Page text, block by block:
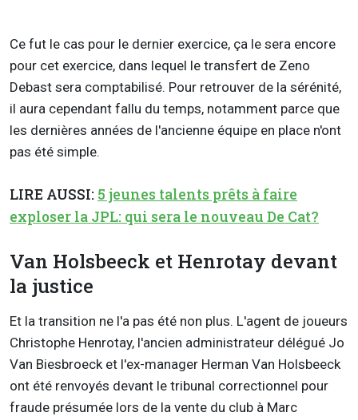
Ce fut le cas pour le dernier exercice, ça le sera encore
pour cet exercice, dans lequel le transfert de Zeno
Debast sera comptabilisé. Pour retrouver de la sérénité,
il aura cependant fallu du temps, notamment parce que
les dernières années de l'ancienne équipe en place n'ont
pas été simple.
LIRE AUSSI: 5 jeunes talents prêts à faire
exploser la JPL: qui sera le nouveau De Cat?
Van Holsbeeck et Henrotay devant
la justice
Et la transition ne l'a pas été non plus. L'agent de joueurs
Christophe Henrotay, l'ancien administrateur délégué Jo
Van Biesbroeck et l'ex-manager Herman Van Holsbeeck
ont été renvoyés devant le tribunal correctionnel pour
fraude présumée lors de la vente du club à Marc